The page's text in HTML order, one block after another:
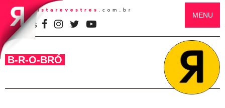
SIGA-NOS
MENU
B-R-O-BRÓ